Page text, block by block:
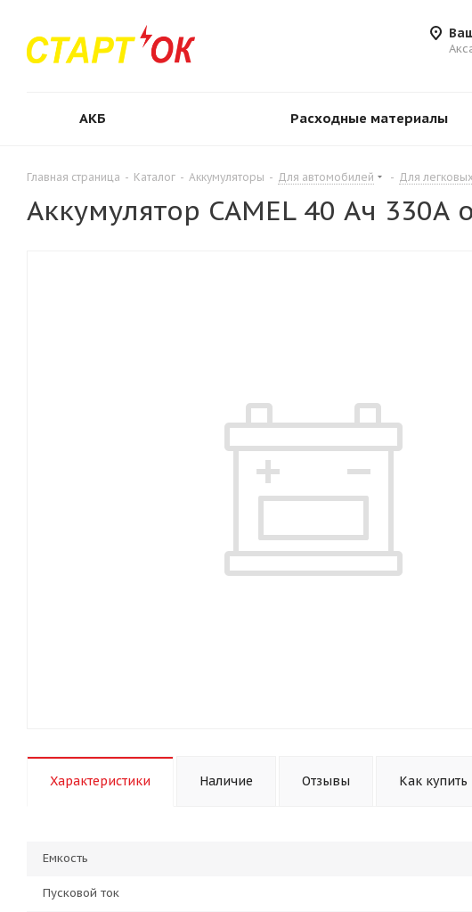
АКБ Расходные материалы
Главная страница - Каталог - Аккумуляторы - Для автомобилей - Для
Аккумулятор CAMEL 40 Ач 330А
Характеристики Наличие Отзывы Как купить
Емкость
Пусковой ток